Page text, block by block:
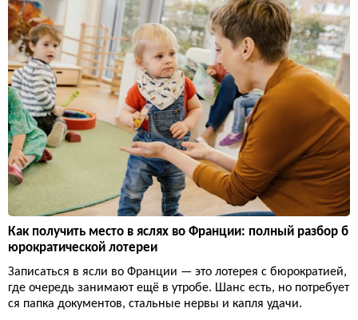
Как получить место в яслях во Франции: полный разбор б
юрократической лотереи
Записаться в ясли во Франции — это лотерея с бюрократией,
где очередь занимают ещё в утробе. Шанс есть, но потребует
ся папка документов, стальные нервы и капля удачи.